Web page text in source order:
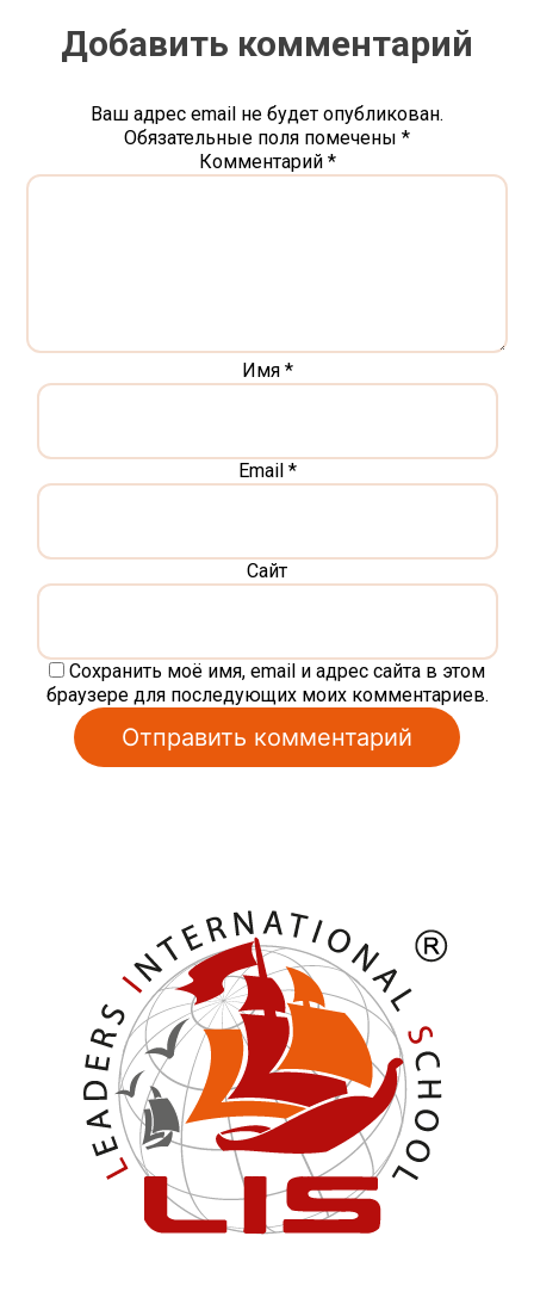
Добавить комментарий
Ваш адрес email не будет опубликован.
Обязательные поля помечены *
Комментарий *
Имя *
Email *
Сайт
Сохранить моё имя, email и адрес сайта в этом
браузере для последующих моих комментариев.